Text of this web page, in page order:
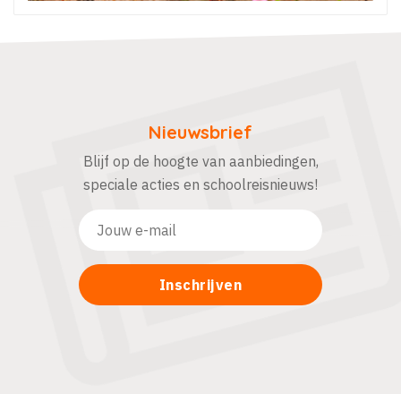
Nieuwsbrief
Blijf op de hoogte van aanbiedingen,
speciale acties en schoolreisnieuws!